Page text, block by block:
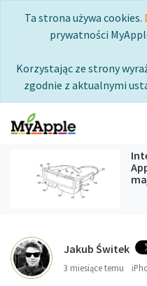
Ta strona używa cookies.
prywatności
Korzystając ze strony
zgodnie z aktualnymi
Jakub Świtek
3 miesiące temu